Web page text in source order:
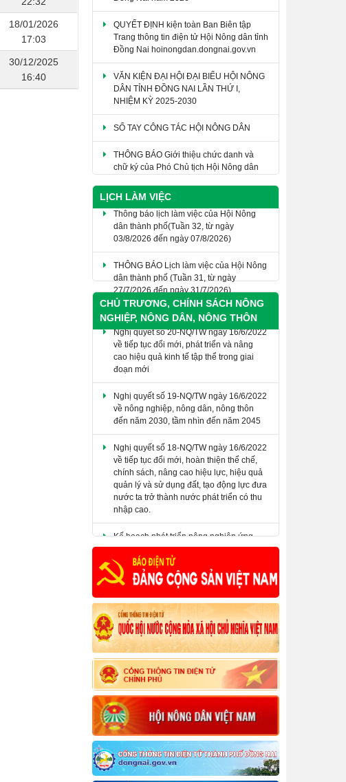
18/01/2026
17:03
30/12/2025
16:40
Trang thông tin điện tử Hội Nông dân tỉnh
Đồng Nai hoinongdan.dongnai.gov.vn
DÂN TỈNH ĐỒNG NAI LẦN THỨ I,
NHIỆM KỲ 2025-2030
chữ ký của Phó Chủ tịch Hội Nông dân
thành phố Đồng Nai khóa I, nhiệm kỳ
2025 - 2030
LỊCH LÀM VIỆC
dân thành phố(Tuần 32, từ ngày
03/8/2026 đến ngày 07/8/2026)
dân thành phố (Tuần 31, từ ngày
27/7/2026 đến ngày 31/7/2026)
CHỦ TRƯƠNG, CHÍNH SÁCH NÔNG
NGHIỆP, NÔNG DÂN, NÔNG THÔN
Nghị quyết số 20-NQ/TW ngày 16/6/2022
về tiếp tục đổi mới, phát triển và nâng
cao hiệu quả kinh tế tập thể trong giai
đoạn mới
Nghị quyết số 19-NQ/TW ngày 16/6/2022
về nông nghiệp, nông dân, nông thôn
đến năm 2030, tầm nhìn đến năm 2045
Nghị quyết số 18-NQ/TW ngày 16/6/2022
về tiếp tục đổi mới, hoàn thiện thể chế,
chính sách, nâng cao hiệu lực, hiệu quả
quản lý và sử dụng đất, tạo động lực đưa
nước ta trở thành nước phát triển có thu
nhập cao.
Kế hoạch phát triển nông nghiệp ứng
dụng công nghệ cao, nông nghiệp theo
biến và thị trường tiêu thụ sản phẩm trên
địa bàn tỉnh Đồng Nai đến năm 2025
​Nghị quyết số 07-NQ/HNDTW ngày
05/02/2025 của Ban Chấp hành Trung
ương Hội Nông dân Việt Nam (khóa VIII)
về đổi mới và nâng cao chất lượng công
tác tuyên truyền, vận động nông dân đáp
ứng yêu cầu nhiệm vụ cách mạng trong
giai đoạn mới